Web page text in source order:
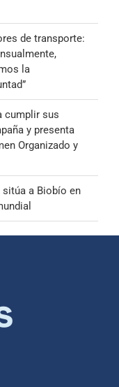
de transporte:
la
cumplir sus
y presenta
Organizado y
a Biobío en